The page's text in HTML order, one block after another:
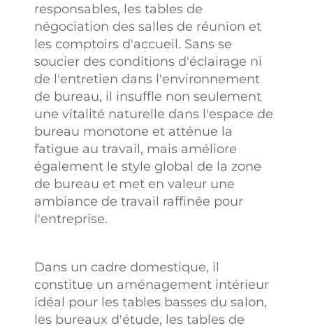
responsables, les tables de
négociation des salles de réunion et
les comptoirs d'accueil. Sans se
soucier des conditions d'éclairage ni
de l'entretien dans l'environnement
de bureau, il insuffle non seulement
une vitalité naturelle dans l'espace de
bureau monotone et atténue la
fatigue au travail, mais améliore
également le style global de la zone
de bureau et met en valeur une
ambiance de travail raffinée pour
l'entreprise.
Dans un cadre domestique, il
constitue un aménagement intérieur
idéal pour les tables basses du salon,
les bureaux d'étude, les tables de